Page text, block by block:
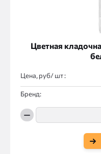
Цветная
Цена, руб/ :
Бренд: